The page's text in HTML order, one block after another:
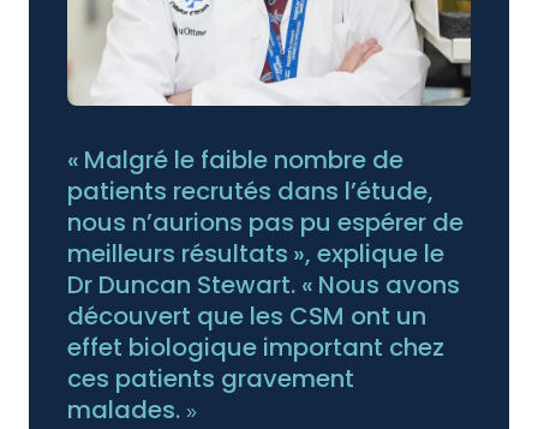
« Malgré le faible nombre de
patients recrutés dans l’étude,
nous n’aurions pas pu espérer de
meilleurs résultats », explique le
Dr Duncan Stewart. « Nous avons
découvert que les CSM ont un
effet biologique important chez
ces patients gravement
malades. »